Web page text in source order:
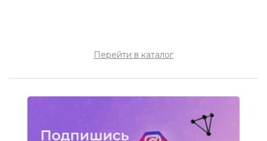
Перейти в каталог